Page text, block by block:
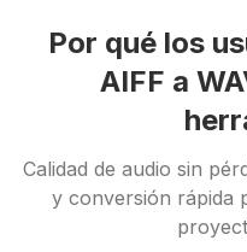
Por qué los
AIFF a
Calidad de audio sin
y conversión rápida